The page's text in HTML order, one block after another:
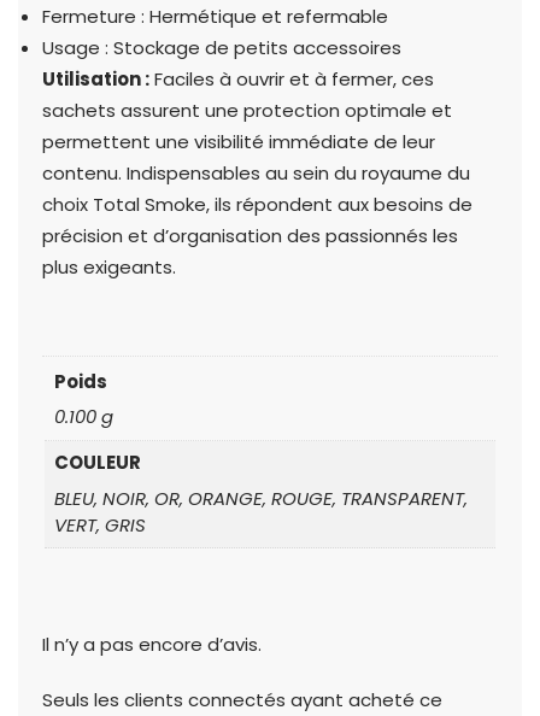
Fermeture : Hermétique et refermable
Usage : Stockage de petits accessoires
Utilisation :Faciles à ouvrir et à fermer, ces
sachets assurent une protection optimale et
permettent une visibilité immédiate de leur
contenu. Indispensables au sein du royaume du
choix Total Smoke, ils répondent aux besoins de
précision et d’organisation des passionnés les
plus exigeants.
Poids
0.100 g
COULEUR
BLEU, NOIR, OR, ORANGE, ROUGE, TRANSPARENT,
VERT, GRIS
Il n’y a pas encore d’avis.
Seuls les clients connectés ayant acheté ce